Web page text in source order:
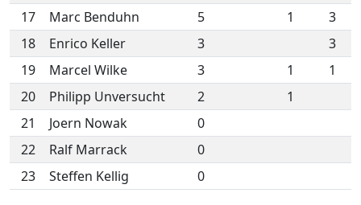
17
Marc Benduhn 5 1
3
18
Enrico Keller 3
3
19
Marcel Wilke 3 1
1
20
Philipp Unversucht 2
1
21
Joern Nowak
0
22
Ralf Marrack
0
23
Steffen Kellig 0